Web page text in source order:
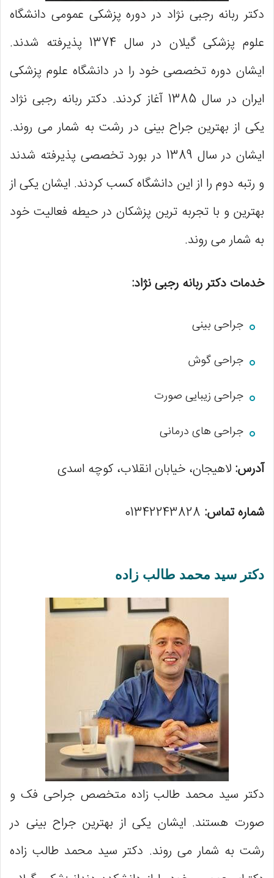
دکتر ربانه رجبی نژاد در دوره پزشکی عمومی دانشگاه
علوم پزشکی گیلان در سال 1374 پذیرفته شدند.
ایشان دوره تخصصی خود را در دانشگاه علوم پزشکی
ایران در سال 1385 آغاز کردند. دکتر ربانه رجبی نژاد
یکی از بهترین جراح بینی در رشت به شمار می روند.
ایشان در سال 1389 در بورد تخصصی پذیرفته شدند
و رتبه دوم را از این دانشگاه کسب کردند. ایشان یکی از
بهترین و با تجربه ترین پزشکان در حیطه فعالیت خود
به شمار می روند.
خدمات دکتر ربانه رجبی نژاد:
جراحی بینی
جراحی گوش
جراحی زیبایی صورت
جراحی های درمانی
آدرس: لاهیجان، خیابان انقلاب، کوچه اسدی
شماره تماس:
دکتر سید محمد طالب زاده
دکتر سید محمد طالب زاده متخصص جراحی فک و
صورت هستند. ایشان یکی از بهترین جراح بینی در
رشت به شمار می روند. دکتر سید محمد طالب زاده